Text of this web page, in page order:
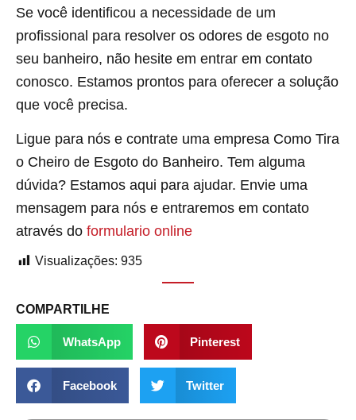
Se você identificou a necessidade de um
profissional para resolver os odores de esgoto no
seu banheiro, não hesite em entrar em contato
conosco. Estamos prontos para oferecer a solução
que você precisa.
Ligue para nós e contrate uma empresa Como Tira
o Cheiro de Esgoto do Banheiro. Tem alguma
dúvida? Estamos aqui para ajudar. Envie uma
mensagem para nós e entraremos em contato
através do formulario online
Visualizações: 935
COMPARTILHE
WhatsApp Pinterest
Facebook Twitter